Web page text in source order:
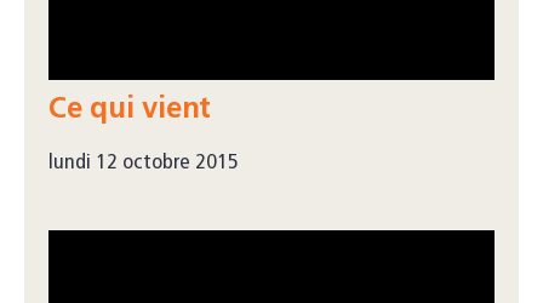
Ce qui vient
lundi 12 octobre 2015